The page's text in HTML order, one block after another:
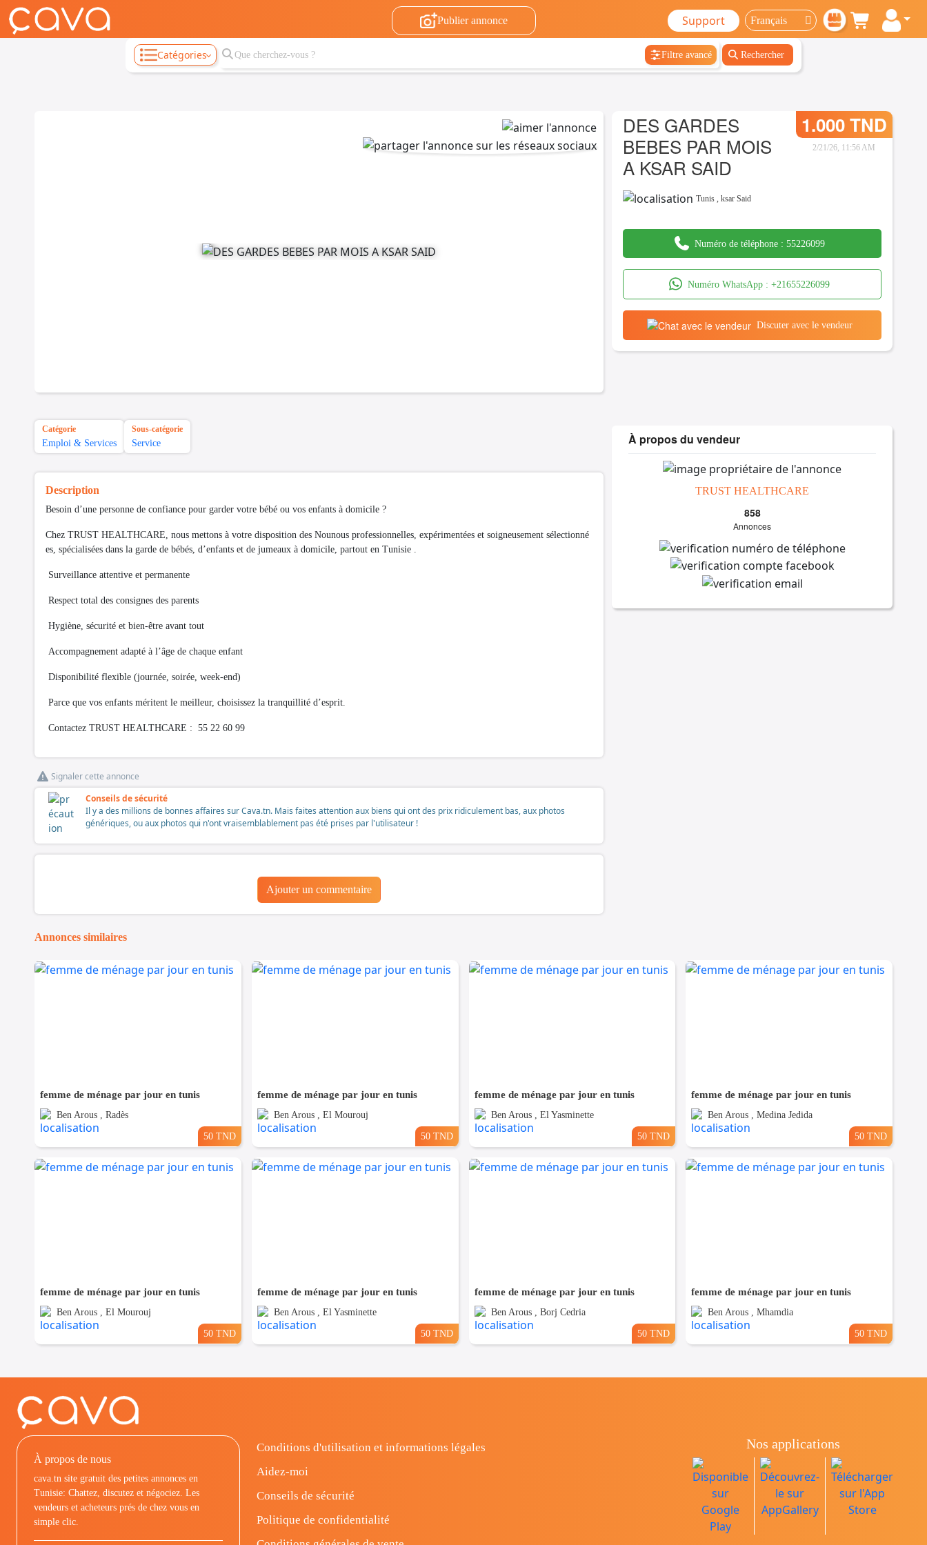
Publier annonce Support
Catégories Filtre avancé Rechercher
DES GARDES
BEBES PAR MOIS
A KSAR SAID
1.000 TND
2/21/26, 11:56 AM
Tunis ,ksar Said
Numéro de téléphone : 55226099
Numéro WhatsApp : +21655226099
Discuter avec le vendeur
Catégorie
Emploi & Services
Sous-catégorie
Service
Description
Besoin d’une personne de confiance pour garder votre bébé ou vos enfants à domicile ?
Chez TRUST HEALTHCARE, nous mettons à votre disposition des Nounous professionnelles, expérimentées et soigneusement sélectionné
es, spécialisées dans la garde de bébés, d’enfants et de jumeaux à domicile, partout en Tunisie .
Surveillance attentive et permanente
Respect total des consignes des parents
Hygiène, sécurité et bien-être avant tout
Accompagnement adapté à l’âge de chaque enfant
Disponibilité flexible (journée, soirée, week-end)
Parce que vos enfants méritent le meilleur, choisissez la tranquillité d’esprit.
Contactez TRUST HEALTHCARE : 55 22 60 99
Signaler cette annonce
Conseils de sécurité
Il y a des millions de bonnes affaires sur Cava.tn. Mais faites attention aux biens qui ont des prix ridiculement bas, aux photos
génériques, ou aux photos qui n'ont vraisemblablement pas été prises par l'utilisateur !
Ajouter un commentaire
À propos du vendeur
TRUST HEALTHCARE
858
Annonces
Annonces similaires
femme de ménage par jour en tunis
Ben Arous , Radès
50 TND
femme de ménage par jour en tunis
Ben Arous , El Mourouj
50 TND
femme de ménage par jour en tunis
Ben Arous , El Yasminette
50 TND
femme de ménage par jour en tunis
Ben Arous , Medina Jedida
50 TND
femme de ménage par jour en tunis
Ben Arous , El Mourouj
50 TND
femme de ménage par jour en tunis
Ben Arous , El Yasminette
50 TND
femme de ménage par jour en tunis
Ben Arous , Borj Cedria
50 TND
femme de ménage par jour en tunis
Ben Arous , Mhamdia
50 TND
À propos de nous
cava.tn site gratuit des petites annonces en
Tunisie: Chattez, discutez et négociez. Les
vendeurs et acheteurs prés de chez vous en
simple clic.
Conditions d'utilisation et informations légales
Aidez-moi
Conseils de sécurité
Politique de confidentialité
Nos applications